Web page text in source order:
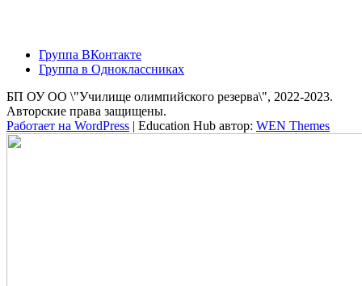
Группа ВКонтакте
Группа в Одноклассниках
БП ОУ ОО \"Училище олимпийского резерва\", 2022-2023.
Авторские права защищены.
Работает на WordPress | Education Hub автор: WEN Themes